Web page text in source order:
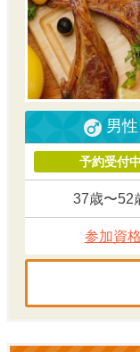
男性
予約受付中
37歳〜52
参加資格